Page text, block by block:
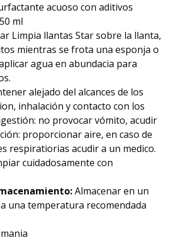
acuoso con aditivos
ml
Limpia llantas Star sobre la llanta,
mientras se frota una esponja o
agua en abundacia para
alejado del alcances de los
inhalación y contacto con los
no provocar vómito, acudir
proporcionar aire, en caso de
respiratiorias acudir a un medico.
cuidadosamente con
Almacenar en un
una temperatura recomendada